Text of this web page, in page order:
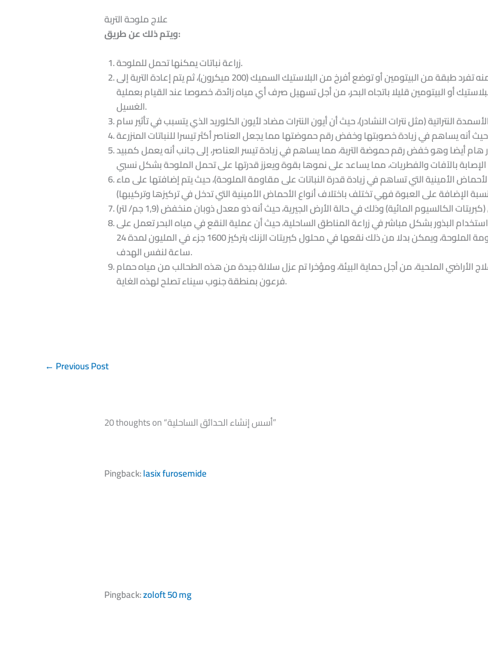
علاج ملوحة التربة
ويتم ذلك عن طريق:
زراعة نباتات يمكنها تحمل للملوحة.
إزالة الطبقة السطحية من التربة بعمق 20 – 30 سم، وبدلا منه تفرد طبقة من البيتومين أو توضع أفرخ من البلاستيك السميك (200 ميكرون)، ثم يتم إعادة التربة إلى
أو البيتومين قليلا باتجاه البحر، من أجل تسهيل صرف أي مياه زائدة، خصوصا عند القيام بعملية
الغسيل.
هام أيضا وهو خفض رقم حموضة التربة، مما يساهم في زيادة تيسر العناصر، إلى جانب أنه يعمل كمبيد
الأمينية التي تساهم في زيادة قدرة النباتات على مقاومة الملوحة)، حيث يتم إضافتها على ماء
البحر وذلك عند استخدام البذور بشكل مباشر في زراعة المناطق الساحلية، حيث أن عملية النقع في مياه البحر تعمل على
تقسية البذور وزيادة قدرة البادرات الخارجة منها على مقاومة الملوحة، ويمكن بدلا من ذلك نقعها في محلول كبريتات الزنك بتركيز 1600 جزء في المليون لمدة 24
ساعة لنفس الهدف.
الأراضي الملحية، من أجل حماية البيئة، ومؤخرا تم عزل سلالة جيدة من هذه الطحالب من مياه حمام
فرعون بمنطقة جنوب سيناء تصلح لهذه الغاية.
← Previous Post
20 thoughts on “أسس إنشاء الحدائق الساحلية”
Pingback:lasix furosemide
Pingback:zoloft 50 mg